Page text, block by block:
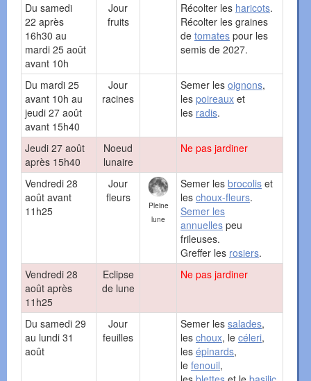
Du samedi
22 après
16h30 au
mardi 25 août
avant 10h
Jour
fruits
Récolter les haricots.
Récolter les graines
de tomates pour les
semis de 2027.
Du mardi 25
avant 10h au
jeudi 27 août
avant 15h40
Jour
racines
Semer les oignons,
les poireaux et
les radis.
Jeudi 27 août
après 15h40
Noeud
lunaire
Ne pas jardiner
Vendredi 28
août avant
11h25
Jour
fleurs
Pleine
lune
Semer les brocolis et
les choux-fleurs.
Semer les
annuelles peu
frileuses.
Greffer les rosiers.
Vendredi 28
août après
11h25
Eclipse
de lune
Ne pas jardiner
Du samedi 29
au lundi 31
août
Jour
feuilles
Semer les salades,
les choux, le céleri,
les épinards,
le fenouil,